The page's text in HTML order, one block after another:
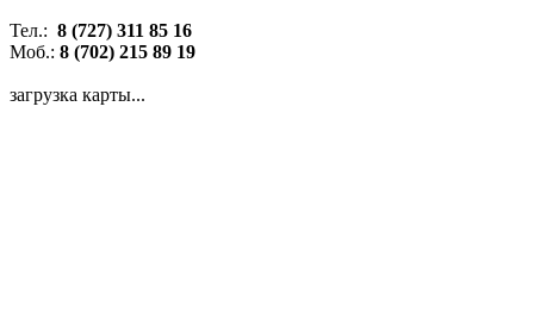
Тел.: 8 (727) 311 85 16
Моб.: 8 (702) 215 89 19
загрузка карты...